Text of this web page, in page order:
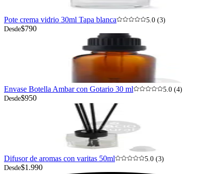
Pote crema vidrio 30ml Tapa blanca
5.0 (3)
Desde$790
Envase Botella Ambar con Gotario 30 ml
5.0 (4)
Desde$950
Difusor de aromas con varitas 50ml
5.0 (3)
Desde$1.990